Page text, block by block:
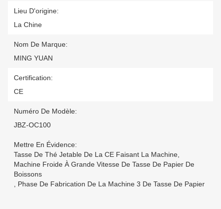
Lieu D'origine:
La Chine
Nom De Marque:
MING YUAN
Certification:
CE
Numéro De Modèle:
JBZ-OC100
Mettre En Évidence:
Tasse De Thé Jetable De La CE Faisant La Machine
Machine Froide À Grande Vitesse De Tasse De Papier De
Boissons
Phase De Fabrication De La Machine 3 De Tasse De Papier